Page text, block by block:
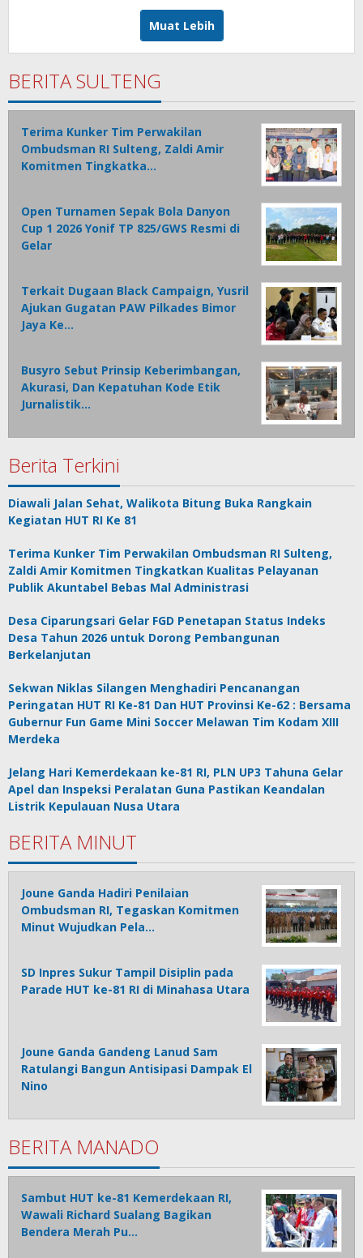
Muat Lebih
BERITA SULTENG
Terima Kunker Tim Perwakilan
Ombudsman RI Sulteng, Zaldi Amir
Komitmen Tingkatka…
Open Turnamen Sepak Bola Danyon
Cup 1 2026 Yonif TP 825/GWS Resmi di
Gelar
Terkait Dugaan Black Campaign, Yusril
Ajukan Gugatan PAW Pilkades Bimor
Jaya Ke…
Busyro Sebut Prinsip Keberimbangan,
Akurasi, Dan Kepatuhan Kode Etik
Jurnalistik…
Berita Terkini
Diawali Jalan Sehat, Walikota Bitung Buka Rangkain
Kegiatan HUT RI Ke 81
Terima Kunker Tim Perwakilan Ombudsman RI Sulteng,
Zaldi Amir Komitmen Tingkatkan Kualitas Pelayanan
Publik Akuntabel Bebas Mal Administrasi
Desa Ciparungsari Gelar FGD Penetapan Status Indeks
Desa Tahun 2026 untuk Dorong Pembangunan
Berkelanjutan
Sekwan Niklas Silangen Menghadiri Pencanangan
Peringatan HUT RI Ke-81 Dan HUT Provinsi Ke-62 : Bersama
Gubernur Fun Game Mini Soccer Melawan Tim Kodam XIII
Merdeka
Jelang Hari Kemerdekaan ke-81 RI, PLN UP3 Tahuna Gelar
Apel dan Inspeksi Peralatan Guna Pastikan Keandalan
Listrik Kepulauan Nusa Utara
BERITA MINUT
Joune Ganda Hadiri Penilaian
Ombudsman RI, Tegaskan Komitmen
Minut Wujudkan Pela…
SD Inpres Sukur Tampil Disiplin pada
Parade HUT ke-81 RI di Minahasa Utara
Joune Ganda Gandeng Lanud Sam
Ratulangi Bangun Antisipasi Dampak El
Nino
BERITA MANADO
Sambut HUT ke-81 Kemerdekaan RI,
Wawali Richard Sualang Bagikan
Bendera Merah Pu…